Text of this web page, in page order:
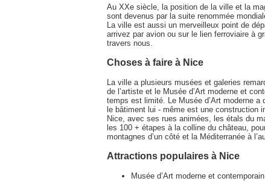
Au XXe siècle, la position de la ville et la
sont devenus par la suite renommée
La ville est aussi un merveilleux point de
arrivez par avion ou sur le lien ferroviaire à
travers nous.
Choses à faire à Nice
La ville a plusieurs musées et galeries
de l’artiste et le Musée d’Art moderne et
temps est limité. Le Musée d’Art moderne
le bâtiment lui - même est une construction
Nice, avec ses rues animées, les étals du
les 100 + étapes à la colline du château,
montagnes d’un côté et la Méditerranée à
Attractions populaires à Nice
Musée d’Art moderne et contemporain